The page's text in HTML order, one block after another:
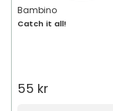
Bambino
Catch it all!
55 kr